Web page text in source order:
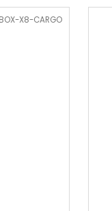
X8-CARGO